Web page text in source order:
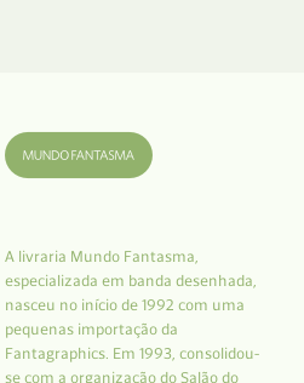
A livraria Mundo Fantasma,
especializada em banda desenhada,
nasceu no início de 1992 com uma
pequenas importação da
Fantagraphics. Em 1993, consolidou-
se com a organização do Salão do